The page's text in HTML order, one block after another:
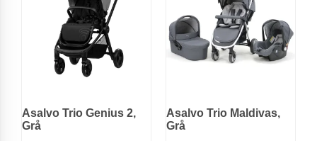
Asalvo Trio Genius 2,
Grå
Asalvo Trio Maldivas,
Grå